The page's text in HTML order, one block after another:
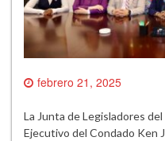
febrero 21, 2025
La Junta de Legisladores
Ejecutivo del Condado Ken